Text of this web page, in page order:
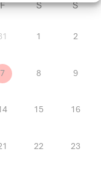
F S S
1 2
7 8 9